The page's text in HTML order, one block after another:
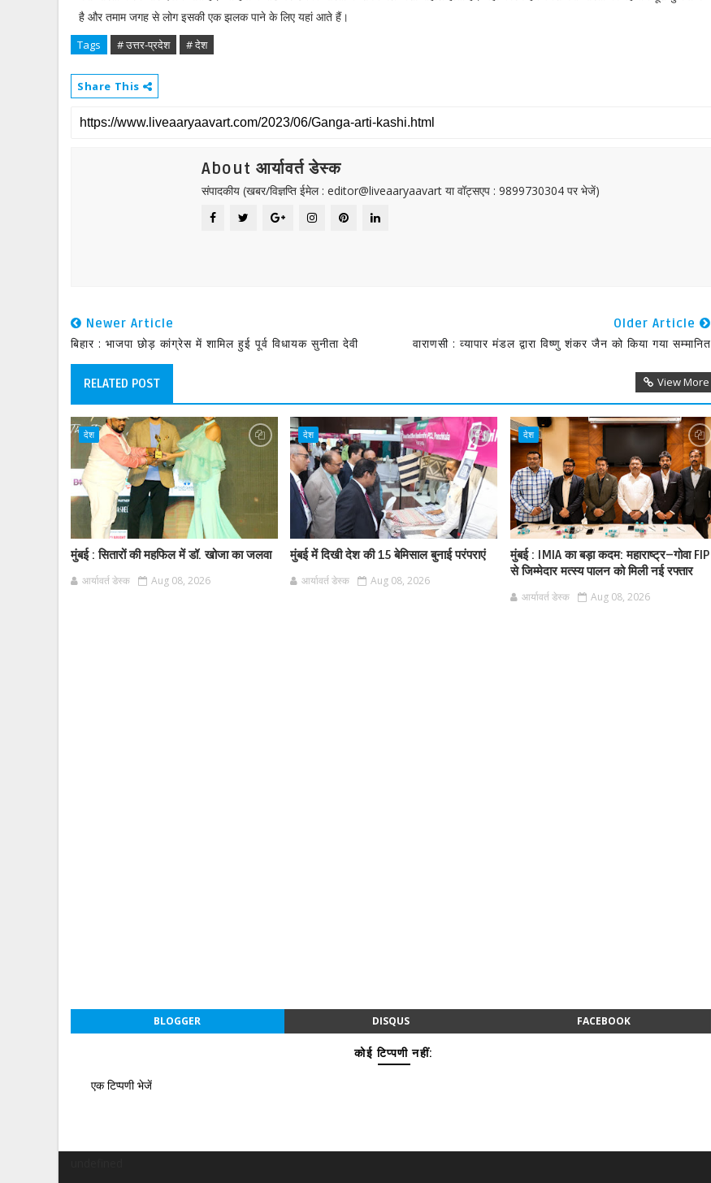
है और तमाम जगह से लोग इसकी एक झलक पाने के लिए यहां आते हैं।
Tags # उत्तर-प्रदेश # देश
Share This
About आर्यावर्त डेस्क
संपादकीय (खबर/विज्ञप्ति ईमेल : editor@liveaaryaavart या वॉट्सएप : 9899730304 पर भेजें)
Newer Article
बिहार : भाजपा छोड़ कांग्रेस में शामिल हुई पूर्व विधायक सुनीता देवी
Older Article
वाराणसी : व्यापार मंडल द्वारा विष्णु शंकर जैन को किया गया सम्मानित
RELATED POST View More
देश
मुंबई : सितारों की महफिल में डॉ. खोजा का जलवा
आर्यावर्त डेस्क Aug 08, 2026
देश
मुंबई में दिखी देश की 15 बेमिसाल बुनाई परंपराएं
आर्यावर्त डेस्क Aug 08, 2026
देश
मुंबई : IMIA का बड़ा कदम: महाराष्ट्र–गोवा FIP
से जिम्मेदार मत्स्य पालन को मिली नई रफ्तार
आर्यावर्त डेस्क Aug 08, 2026
BLOGGER DISQUS FACEBOOK
कोई टिप्पणी नहीं:
एक टिप्पणी भेजें